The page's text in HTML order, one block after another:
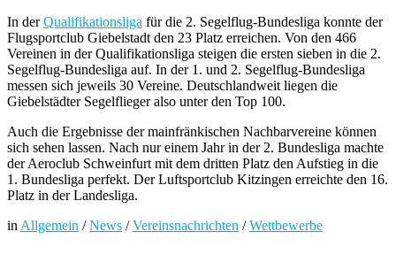
In derQualifikationsliga für die 2. Segelflug-Bundesliga konnte der
Flugsportclub Giebelstadt den 23 Platz erreichen. Von den 466
Vereinen in der Qualifikationsliga steigen die ersten sieben in die 2.
Segelflug-Bundesliga auf. In der 1. und 2. Segelflug-Bundesliga
messen sich jeweils 30 Vereine. Deutschlandweit liegen die
Giebelstädter Segelflieger also unter den Top 100.
Auch die Ergebnisse der mainfränkischen Nachbarvereine können
sich sehen lassen. Nach nur einem Jahr in der 2. Bundesliga machte
der Aeroclub Schweinfurt mit dem dritten Platz den Aufstieg in die
1. Bundesliga perfekt. Der Luftsportclub Kitzingen erreichte den 16.
Platz in der Landesliga.
in Allgemein /News /Vereinsnachrichten /Wettbewerbe